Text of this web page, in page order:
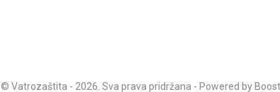
© Vatrozaštita - 2026. Sva prava pridržana - Powered by